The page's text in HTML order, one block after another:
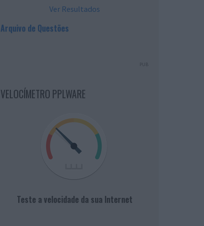
Ver Resultados
Arquivo de Questões
PUB
VELOCÍMETRO PPLWARE
Teste a velocidade da sua Internet